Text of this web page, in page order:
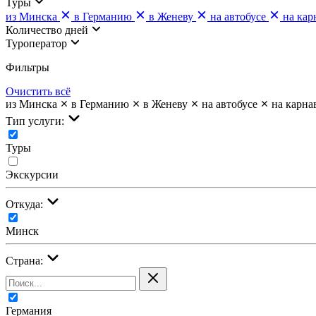
из Минска
в Германию в Женеву на автобусе
на
Количество дней
Туроператор
Фильтры
Очистить всё
из Минска
в Германию в Женеву на автобусе
на
Тип услуги:
Туры
Экскурсии
Откуда:
Минск
Страна:
Германия